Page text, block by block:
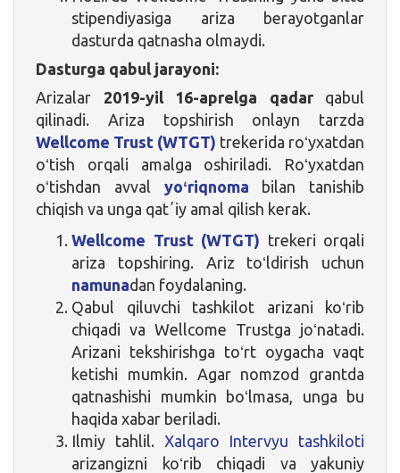
stipendiyasiga ariza berayotganlar
dasturda qatnasha olmaydi.
Dasturga qabul jarayoni:
Arizalar 2019-yil 16-aprelga qadarqabul
qilinadi. Ariza topshirish onlayn tarzda
Wellcome Trust (WTGT) trekerida roʻyxatdan
oʻtish orqali amalga oshiriladi. Roʻyxatdan
oʻtishdan avval yoʻriqnoma bilan tanishib
chiqish va unga qatʼiy amal qilish kerak.
Wellcome Trust (WTGT) trekeri orqali
ariza topshiring. Ariz toʻldirish uchun
namunadan foydalaning.
Qabul qiluvchi tashkilot arizani koʻrib
chiqadi va Wellcome Trustga joʻnatadi.
Arizani tekshirishga toʻrt oygacha vaqt
ketishi mumkin. Agar nomzod grantda
qatnashishi mumkin boʻlmasa, unga bu
haqida xabar beriladi.
Ilmiy tahlil. Xalqaro Intervyu tashkiloti
arizangizni koʻrib chiqadi va yakuniy